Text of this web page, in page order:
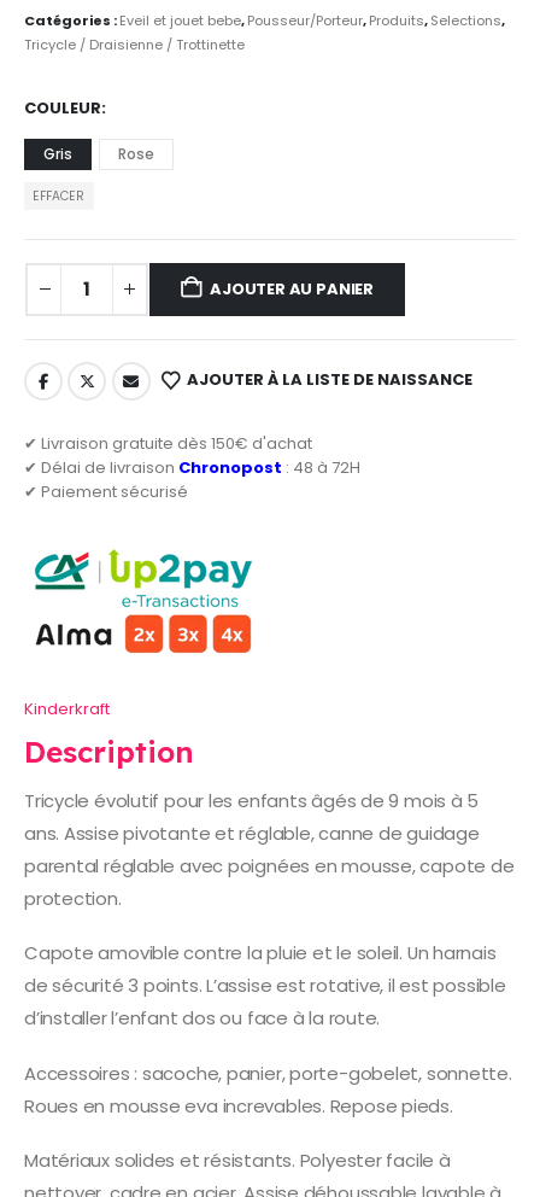
Catégories :Eveil et jouet bebe,Pousseur/Porteur,Produits,Selections,
Tricycle / Draisienne / Trottinette
COULEUR
Gris Rose
EFFACER
AJOUTER AU PANIER
AJOUTER À LA LISTE DE NAISSANCE
✔ Livraison gratuite dès 150€ d'achat
✔ Délai de livraison Chronopost : 48 à 72H
✔ Paiement sécurisé
Kinderkraft
Description
Tricycle évolutif pour les enfants âgés de 9 mois à 5
ans. Assise pivotante et réglable, canne de guidage
parental réglable avec poignées en mousse, capote de
protection.
Capote amovible contre la pluie et le soleil. Un harnais
de sécurité 3 points. L’assise est rotative, il est possible
d’installer l’enfant dos ou face à la route.
Accessoires : sacoche, panier, porte-gobelet, sonnette.
Roues en mousse eva increvables. Repose pieds.
Matériaux solides et résistants. Polyester facile à